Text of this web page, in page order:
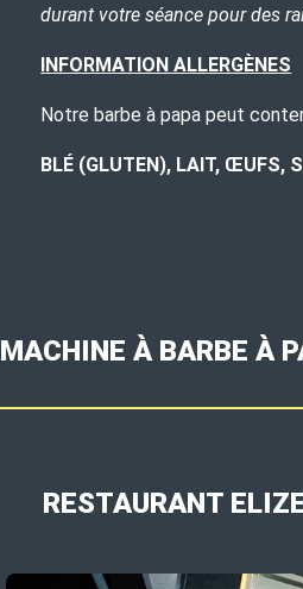
durant votre séance pour des
INFORMATION ALLERGÈNES
Notre barbe à papa peut
BLÉ (GLUTEN), LAIT, ŒUFS,
MACHINE À BARBE À
RESTAURANT